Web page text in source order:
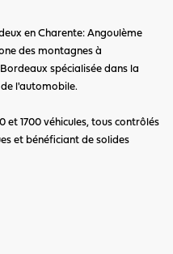
en Charente: Angoulème
des montagnes à
spécialisée dans la
l'automobile.
et 1700 véhicules, tous contrôlés
et bénéficiant de solides